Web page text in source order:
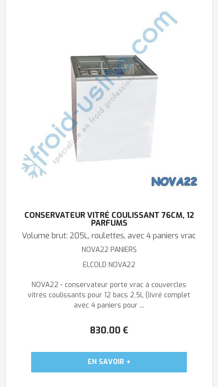
CONSERVATEUR VITRÉ COULISSANT 76CM, 12
PARFUMS
Volume brut: 205L, roulettes, avec 4 paniers vrac
NOVA22 PANIERS
ELCOLD NOVA22
830.00 €
NOVA22 - conservateur porte vrac à couvercles
vitrés coulissants pour 12 bacs 2,5L (livré complet
avec 4 paniers pour ...